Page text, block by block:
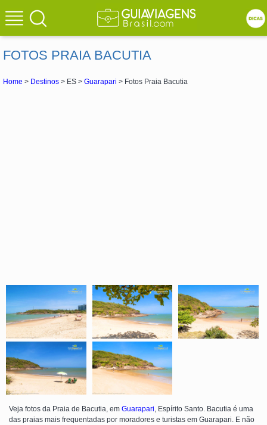
FOTOS PRAIA BACUTIA
Home > Destinos > ES > Guarapari > Fotos Praia Bacutia
Veja fotos da Praia de Bacutia, em Guarapari, Espírito Santo. Bacutia é uma
das praias mais frequentadas por moradores e turistas em Guarapari. E não